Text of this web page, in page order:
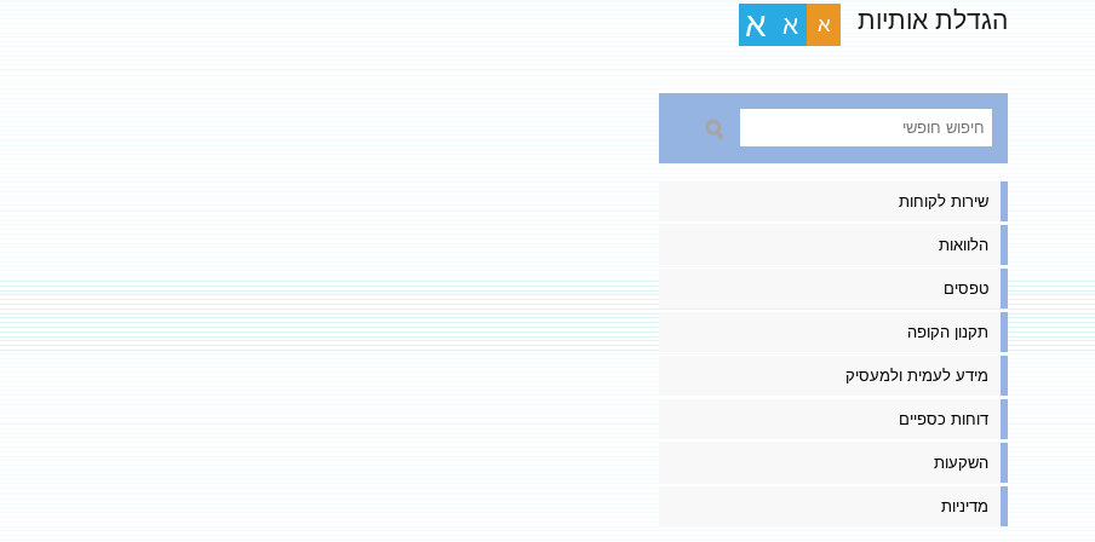
הגדלת אותיות א א א
שירות לקוחות
הלוואות
טפסים
תקנון הקופה
מידע לעמית ולמעסיק
דוחות כספיים
השקעות
מדיניות